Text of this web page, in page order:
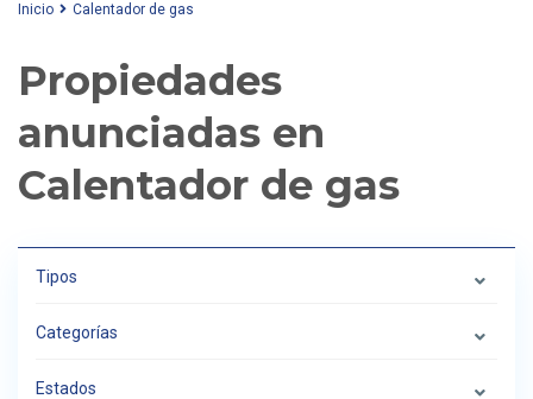
Inicio Calentador de gas
Propiedades
anunciadas en
Calentador de gas
Tipos
Categorías
Estados